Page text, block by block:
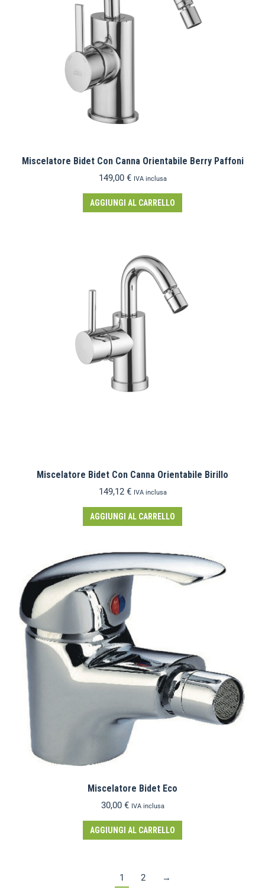
Miscelatore Bidet Con Canna Orientabile Berry Paffoni
149,00 € IVA inclusa
AGGIUNGI AL CARRELLO
Miscelatore Bidet Con Canna Orientabile Birillo
149,12 € IVA inclusa
AGGIUNGI AL CARRELLO
Miscelatore Bidet Eco
30,00 € IVA inclusa
AGGIUNGI AL CARRELLO
1 2 →